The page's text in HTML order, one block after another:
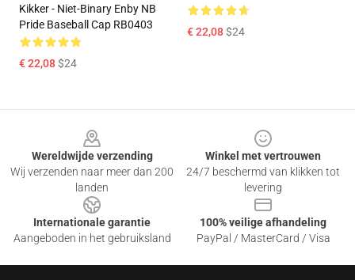
Kikker - Niet-Binary Enby NB
Pride Baseball Cap RB0403
€ 22,08$24
€ 22,08$24
Wereldwijde verzending
Wij verzenden naar meer dan 200
landen
Winkel met vertrouwen
24/7 beschermd van klikken tot
levering
Internationale garantie
Aangeboden in het gebruiksland
100% veilige afhandeling
PayPal / MasterCard / Visa